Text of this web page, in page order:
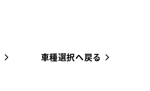
車種選択へ戻る